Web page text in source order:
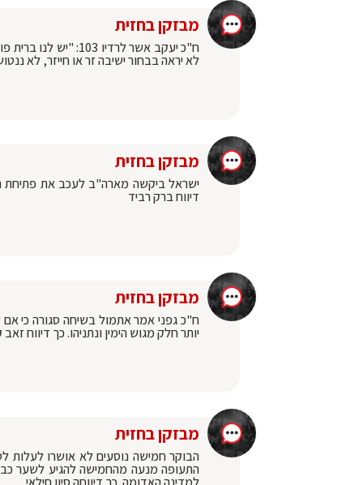
מבזקן בחזית
ח"כ יעקב אשר לרדיו
לא יראה בבחור ישיבה זר או חייזר, לא
מבזקן בחזית
ישראל ביקשה מארה"ב לעכב את פתיחת
דיווח ברק רביד
מבזקן בחזית
ח"כ גפני אמר אתמול בשיחה סגורה כי אם
יותר חלק מגוש הימין ונתניהו. כך דיווח
מבזקן בחזית
הבוקר חמישה נוסעים לא אושרו לעלות
התעופה מנעה מהחמישה להגיע לשער